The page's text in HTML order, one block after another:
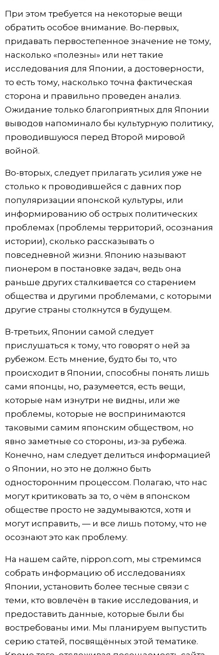
При этом требуется на некоторые вещи
обратить особое внимание. Во-первых,
придавать первостепенное значение не тому,
насколько «полезны» или нет такие
исследования для Японии, а достоверности,
то есть тому, насколько точна фактическая
сторона и правильно проведен анализ.
Ожидание только благоприятных для Японии
выводов напоминало бы культурную политику,
проводившуюся перед Второй мировой
войной.
Во-вторых, следует прилагать усилия уже не
столько к проводившейся с давних пор
популяризации японской культуры, или
информированию об острых политических
проблемах (проблемы территорий, осознания
истории), сколько рассказывать о
повседневной жизни. Японию называют
пионером в постановке задач, ведь она
раньше других сталкивается со старением
общества и другими проблемами, с которыми
другие страны столкнутся в будущем.
В-третьих, Японии самой следует
прислушаться к тому, что говорят о ней за
рубежом. Есть мнение, будто бы то, что
происходит в Японии, способны понять лишь
сами японцы, но, разумеется, есть вещи,
которые нам изнутри не видны, или же
проблемы, которые не воспринимаются
таковыми самим японским обществом, но
явно заметные со стороны, из-за рубежа.
Конечно, нам следует делиться информацией
о Японии, но это не должно быть
односторонним процессом. Полагаю, что нас
могут критиковать за то, о чём в японском
обществе просто не задумываются, хотя и
могут исправить, — и все лишь потому, что не
осознают это как проблему.
На нашем сайте, nippon.com, мы стремимся
собрать информацию об исследованиях
Японии, установить более тесные связи с
теми, кто вовлечён в такие исследования, и
предоставить данные, которые были бы
востребованы ими. Мы планируем выпустить
серию статей, посвящённых этой тематике.